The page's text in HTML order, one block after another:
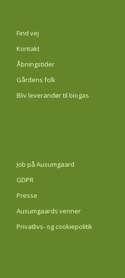
Find vej
Kontakt
Åbningstider
Gårdens folk
Bliv leverandør til biogas
Job på Ausumgaard
GDPR
Presse
Ausumgaards venner
Privatlivs- og cookiepolitik